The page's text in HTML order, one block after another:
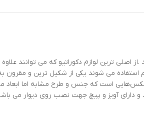
ترین لوازم دکوراتیو که می توانند علاوه
استفاده می شوند یکی از شکیل ترین و
می‌تواند دیواری، رومیزی و حتی به صورت استند باشد. قاب عکس کد 203، یک مجموعه 14 عددی از قاب عکس‌هایی است که